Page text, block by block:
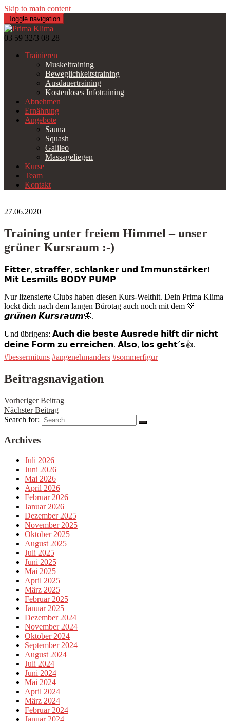
Skip to main content
Toggle navigation
03 59 32/3 08 28
Trainieren
Muskeltraining
Beweglichkeitstraining
Ausdauertraining
Kostenloses Infotraining
Abnehmen
Ernährung
Angebote
Sauna
Squash
Galileo
Massageliegen
Kurse
Team
Kontakt
27.06.2020
Training unter freiem Himmel – unser
grüner Kursraum :-)
𝗙𝗶𝘁𝘁𝗲𝗿, 𝘀𝘁𝗿𝗮𝗳𝗳𝗲𝗿, 𝘀𝗰𝗵𝗹𝗮𝗻𝗸𝗲𝗿 𝘂𝗻𝗱 𝗜𝗺𝗺𝘂𝗻𝘀𝘁𝗮̈𝗿𝗸𝗲𝗿!
𝗠𝗶𝘁 𝗟𝗲𝘀𝗺𝗶𝗹𝗹𝘀 𝗕𝗢𝗗𝗬 𝗣𝗨𝗠𝗣
Nur lizensierte Clubs haben diesen Kurs-Welthit. Dein Prima Klima
lockt dich nach dem langen Bürotag auch noch mit dem 💚
𝙜𝙧𝙪̈𝙣𝙚𝙣 𝙆𝙪𝙧𝙨𝙧𝙖𝙪𝙢🦋.
Und übrigens: 𝗔𝘂𝗰𝗵 𝗱𝗶𝗲 𝗯𝗲𝘀𝘁𝗲 𝗔𝘂𝘀𝗿𝗲𝗱𝗲 𝗵𝗶𝗹𝗳𝘁 𝗱𝗶𝗿 𝗻𝗶𝗰𝗵𝘁
𝗱𝗲𝗶𝗻𝗲 𝗙𝗼𝗿𝗺 𝘇𝘂 𝗲𝗿𝗿𝗲𝗶𝗰𝗵𝗲𝗻. 𝗔𝗹𝘀𝗼, 𝗹𝗼𝘀 𝗴𝗲𝗵𝘁´𝘀👍.
#bessermituns #angenehmanders #sommerfigur
Beitragsnavigation
Vorheriger Beitrag
Nächster Beitrag
Search for:
Archives
Juli 2026
Juni 2026
Mai 2026
April 2026
Februar 2026
Januar 2026
Dezember 2025
November 2025
Oktober 2025
August 2025
Juli 2025
Juni 2025
Mai 2025
April 2025
März 2025
Februar 2025
Januar 2025
Dezember 2024
November 2024
Oktober 2024
September 2024
August 2024
Juli 2024
Juni 2024
Mai 2024
April 2024
März 2024
Februar 2024
Januar 2024